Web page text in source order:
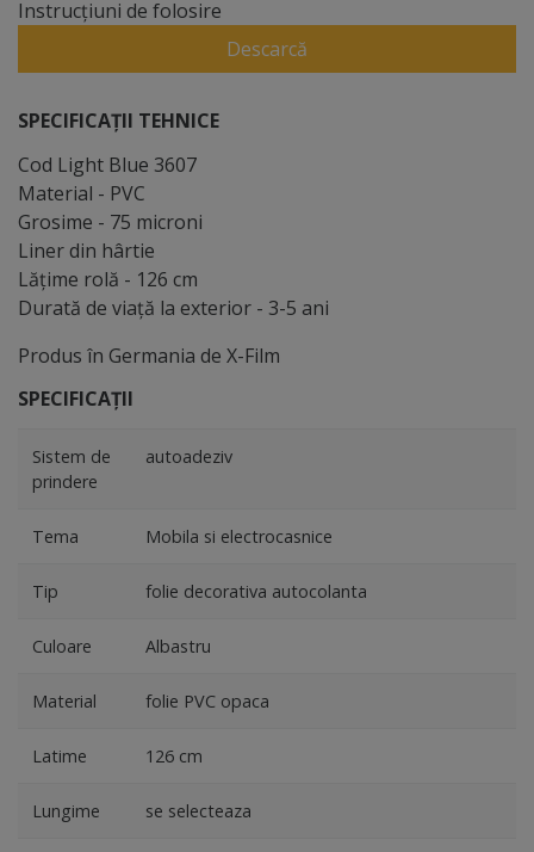
Instrucțiuni de folosire
Descarcă
SPECIFICAȚII TEHNICE
Cod Light Blue 3607
Material - PVC
Grosime - 75 microni
Liner din hârtie
Lăţime rolă - 126 cm
Durată de viaţă la exterior - 3-5 ani
Produs în Germania de X-Film
SPECIFICAȚII
Sistem de
prindere
autoadeziv
Tema Mobila si electrocasnice
Tip folie decorativa autocolanta
Culoare Albastru
Material folie PVC opaca
Latime 126 cm
Lungime se selecteaza